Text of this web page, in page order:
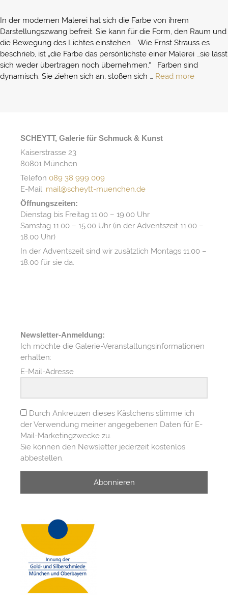
In der modernen Malerei hat sich die Farbe von ihrem
Darstellungszwang befreit. Sie kann für die Form, den Raum und
die Bewegung des Lichtes einstehen. Wie Ernst Strauss es
beschrieb, ist „die Farbe das persönlichste einer Malerei …sie lässt
sich weder übertragen noch übernehmen.“ Farben sind
dynamisch: Sie ziehen sich an, stoßen sich … Read more
SCHEYTT, Galerie für Schmuck & Kunst
Kaiserstrasse 23
80801 München
Telefon 089 38 999 009
E-Mail: mail@scheytt-muenchen.de
Öffnungszeiten:
Dienstag bis Freitag 11.00 – 19.00 Uhr
Samstag 11.00 – 15.00 Uhr (in der Adventszeit 11.00 –
18.00 Uhr)
In der Adventszeit sind wir zusätzlich Montags 11.00 –
18.00 für sie da.
Newsletter-Anmeldung:
Ich möchte die Galerie-Veranstaltungsinformationen
erhalten:
E-Mail-Adresse
Durch Ankreuzen dieses Kästchens stimme ich
der Verwendung meiner angegebenen Daten für E-
Mail-Marketingzwecke zu.
Sie können den Newsletter jederzeit kostenlos
abbestellen.
Abonnieren